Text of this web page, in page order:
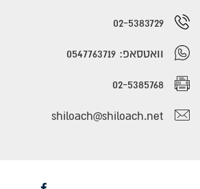
02-5383729
וואטסאפ: 0547763719
02-5385768
shiloach@shiloach.net